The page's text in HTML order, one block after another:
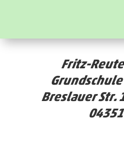
Fritz-
Breslauer Str.